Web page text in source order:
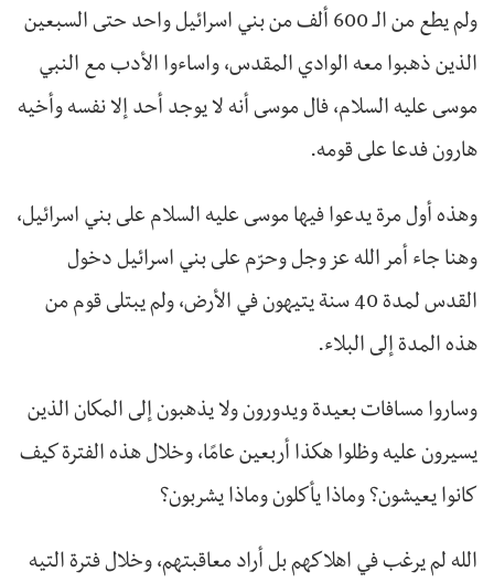
ولم يطع من الـ 600 ألف من بني اسرائيل واحد حتى السبعين
الذين ذهبوا معه الوادي المقدس، واساءوا الأدب مع النبي
موسى عليه السلام، فال موسى أنه لا يوجد أحد إلا نفسه وأخيه
هارون فدعا على قومه.
وهذه أول مرة يدعوا فيها موسى عليه السلام على بني اسرائيل،
وهنا جاء أمر الله عز وجل وحرّم على بني اسرائيل دخول
القدس لمدة 40 سنة يتيهون في الأرض، ولم يبتلى قوم من
هذه المدة إلى البلاء.
وساروا مسافات بعيدة ويدورون ولا يذهبون إلى المكان الذين
يسيرون عليه وظلوا هكذا أربعين عامًا، وخلال هذه الفترة كيف
كانوا يعيشون؟ وماذا يأكلون وماذا يشربون؟
الله لم يرغب في اهلاكهم بل أراد معاقبتهم، وخلال فترة التيه